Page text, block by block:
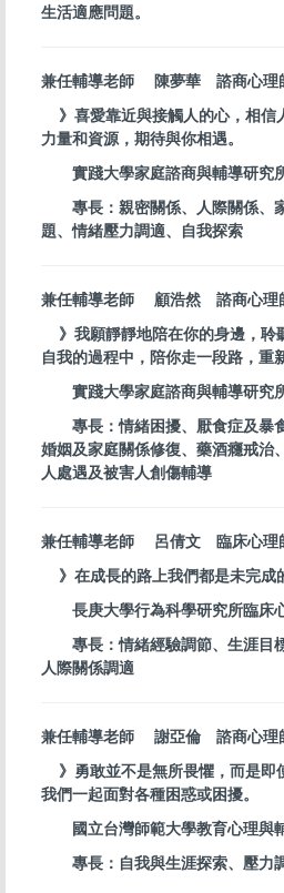
生活適應問題。
兼任輔導老師 陳夢華 諮商心理
》喜愛靠近與接觸人的心，相信
力量和資源，期待與你相遇。
實踐大學家庭諮商與輔導研究
專長：親密關係、人際關係、
題、情緒壓力調適、自我探索
兼任輔導老師 顧浩然 諮商心理
》我願靜靜地陪在你的身邊，聆
自我的過程中，陪你走一段路，重
實踐大學家庭諮商與輔導研究
專長：情緒困擾、厭食症及暴
婚姻及家庭關係修復、藥酒癮戒治
人處遇及被害人創傷輔導
兼任輔導老師 呂倩文 臨床心理
》在成長的路上我們都是未完成
長庚大學行為科學研究所臨床
專長：情緒經驗調節、生涯目標
人際關係調適
兼任輔導老師 謝亞倫 諮商心理
》勇敢並不是無所畏懼，而是即
我們一起面對各種困惑或困擾。
國立台灣師範大學教育心理與
專長：自我與生涯探索、壓力